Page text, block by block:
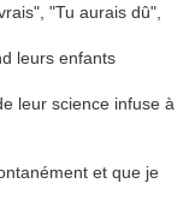
"Tu aurais dû",
leurs enfants
leur science infuse à
et que je